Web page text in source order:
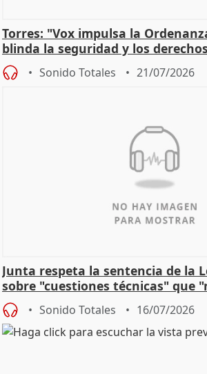
Torres: "Vox impulsa la
blinda la seguridad y los
control"
Sonido Totales 21/07/2026
Junta respeta la sentencia de la
sobre "cuestiones técnicas" que
const
Sonido Totales 16/07/2026